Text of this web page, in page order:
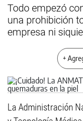
Todo empezó
una prohibición
empresa ni
+
La Administración